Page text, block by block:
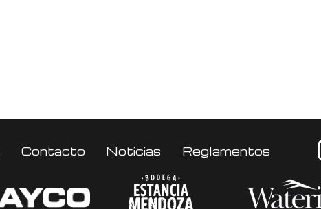
Contacto Noticias Reglamentos